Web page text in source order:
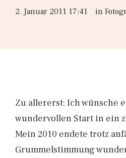
2. Januar 2011 17:41 in
Zu allererst: Ich wünsche
wundervollen Start in ein
Mein 2010 endete trotz
Grummelstimmung